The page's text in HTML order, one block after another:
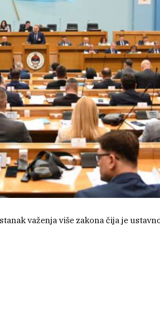
važenja više zakona čija je